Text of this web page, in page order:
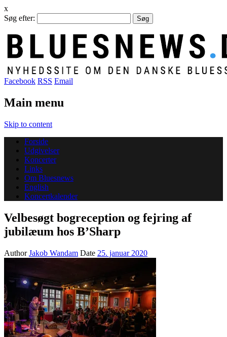
x
Søg efter:
Facebook RSS Email
Main menu
Skip to content
Forside
Udgivelser
Koncerter
Links
Om Bluesnews
English
Koncertkalender
Velbesøgt bogreception og fejring af
jubilæum hos B’Sharp
AuthorJakob Wandam Date 25. januar 2020